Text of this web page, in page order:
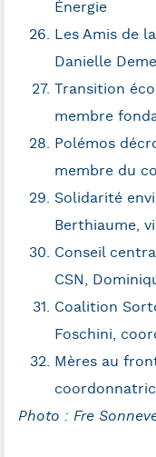
Énergie
Les Amis de
Danielle
Transition
membre
Polémos
membre du
Solidarité
Berthiaume,
Conseil
CSN,
Coalition
Foschini,
Mères au
Photo : Fre